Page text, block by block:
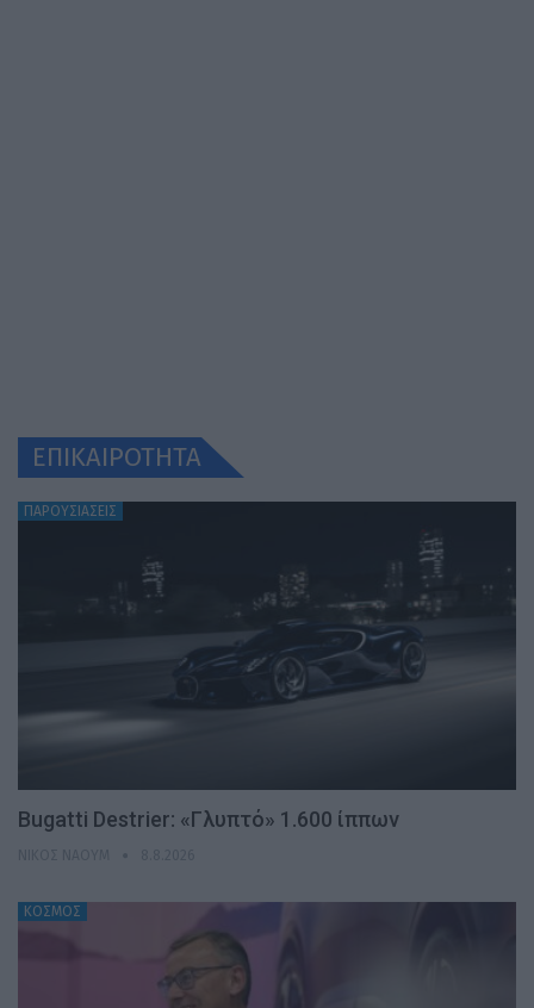
ΕΠΙΚΑΙΡΟΤΗΤΑ
ΠΑΡΟΥΣΙΑΣΕΙΣ
Bugatti Destrier: «Γλυπτό» 1.600 ίππων
ΚΟΣΜΟΣ